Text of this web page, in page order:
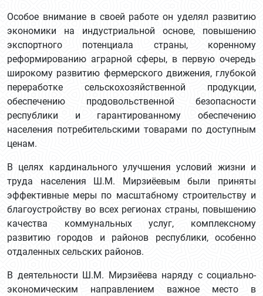
Особое внимание в своей работе он уделял развитию
экономики на индустриальной основе, повышению
экспортного потенциала страны, коренному
реформированию аграрной сферы, в первую очередь
широкому развитию фермерского движения, глубокой
переработке сельскохозяйственной продукции,
обеспечению продовольственной безопасности
республики и гарантированному обеспечению
населения потребительскими товарами по доступным
ценам.
В целях кардинального улучшения условий жизни и
труда населения Ш.М. Мирзиёевым были приняты
эффективные меры по масштабному строительству и
благоустройству во всех регионах страны, повышению
качества коммунальных услуг, комплексному
развитию городов и районов республики, особенно
отдаленных сельских районов.
В деятельности Ш.М. Мирзиёева наряду с социально-
экономическим направлением важное место в